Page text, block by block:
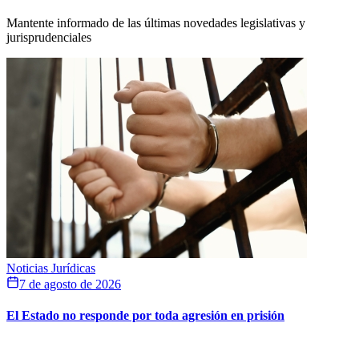
Mantente informado de las últimas novedades legislativas y
jurisprudenciales
Noticias Jurídicas
7 de agosto de 2026
El Estado no responde por toda agresión en prisión